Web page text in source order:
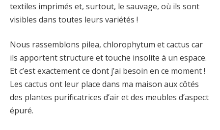
textiles imprimés et, surtout, le sauvage, où ils sont
visibles dans toutes leurs variétés !
Nous rassemblons pilea, chlorophytum et cactus car
ils apportent structure et touche insolite à un espace.
Et c’est exactement ce dont j’ai besoin en ce moment !
Les cactus ont leur place dans ma maison aux côtés
des plantes purificatrices d’air et des meubles d’aspect
épuré.